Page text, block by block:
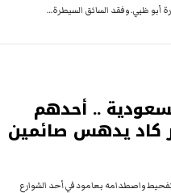
أبو ظبي. وفقد السائق السيطرة…
.. أحدهم
كاد يدهس صائمين
واصطدامه بعامود في أحد الشوارع